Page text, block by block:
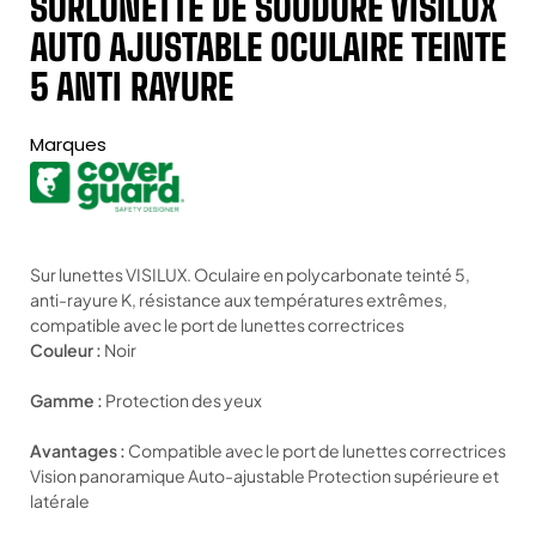
AUTO AJUSTABLE OCULAIRE TEINTE
5 ANTI RAYURE
Marques
Sur lunettes VISILUX. Oculaire en polycarbonate teinté 5,
anti-rayure K, résistance aux températures extrêmes,
compatible avec le port de lunettes correctrices
Couleur : Noir
Gamme : Protection des yeux
Avantages : Compatible avec le port de lunettes correctrices
Vision panoramique Auto-ajustable Protection supérieure et
latérale